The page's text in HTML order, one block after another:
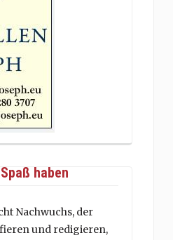
haben
Nachwuchs, der
und redigieren,